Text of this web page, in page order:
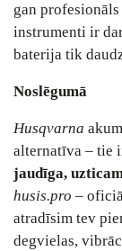
gan
instrumenti ir
baterija tik
Noslēgumā
Husqvarna
alternatīva – tie
jaudīga,
husis.pro –
atradīsim tev
degvielas,